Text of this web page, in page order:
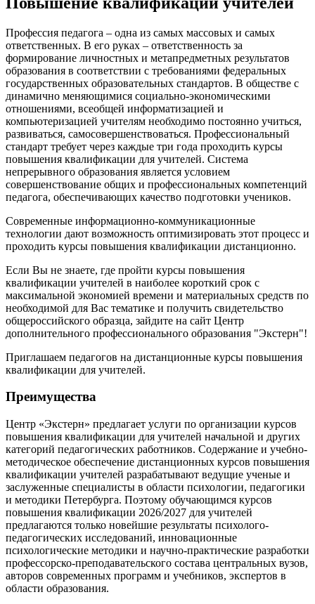
Профессия педагога – одна из самых массовых и самых
ответственных. В его руках – ответственность за
формирование личностных и метапредметных результатов
образования в соответствии с требованиями федеральных
государственных образовательных стандартов. В обществе с
динамично меняющимися социально-экономическими
отношениями, всеобщей информатизацией и
компьютеризацией учителям необходимо постоянно учиться,
развиваться, самосовершенствоваться. Профессиональный
стандарт требует через каждые три года проходить курсы
повышения квалификации для учителей. Система
непрерывного образования является условием
совершенствование общих и профессиональных компетенций
педагога, обеспечивающих качество подготовки учеников.
Современные информационно-коммуникационные
технологии дают возможность оптимизировать этот процесс и
проходить курсы повышения квалификации дистанционно.
Если Вы не знаете, где пройти курсы повышения
квалификации учителей в наиболее короткий срок с
максимальной экономией времени и материальных средств по
необходимой для Вас тематике и получить свидетельство
общероссийского образца, зайдите на сайт Центр
дополнительного профессионального образования "Экстерн"!
Приглашаем педагогов на дистанционные курсы повышения
квалификации для учителей.
Преимущества
Центр «Экстерн» предлагает услуги по организации курсов
повышения квалификации для учителей начальной и других
категорий педагогических работников. Содержание и учебно-
методическое обеспечение дистанционных курсов повышения
квалификации учителей разрабатывают ведущие ученые и
заслуженные специалисты в области психологии, педагогики
и методики Петербурга. Поэтому обучающимся курсов
повышения квалификации 2026/2027 для учителей
предлагаются только новейшие результаты психолого-
педагогических исследований, инновационные
психологические методики и научно-практические разработки
профессорско-преподавательского состава центральных вузов,
авторов современных программ и учебников, экспертов в
области образования.